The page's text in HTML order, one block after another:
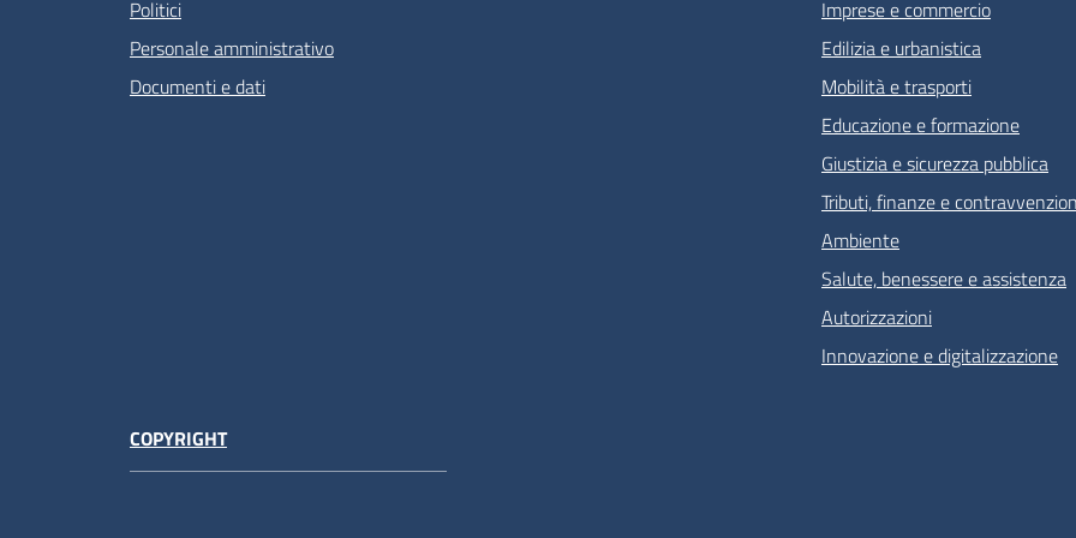
Politici
Personale amministrativo
Documenti e dati
Imprese e commercio
Edilizia e urbanistica
Mobilità e trasporti
Educazione e formazione
Giustizia e sicurezza pubblica
Tributi, finanze e
Ambiente
Salute, benessere e assistenza
Autorizzazioni
Innovazione e digitalizzazione
COPYRIGHT